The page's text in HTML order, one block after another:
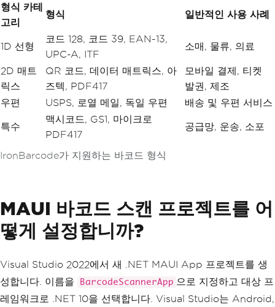
IronBarcode가 지원하는 바코드 형식
형식 카테
고리
형식 일반적인 사용 사례
1D 선형
코드 128, 코드 39, EAN-13,
UPC-A, ITF
소매, 물류, 의료
2D 매트
릭스
QR 코드, 데이터 매트릭스, 아
즈텍, PDF417
모바일 결제, 티켓
발권, 제조
우편
USPS, 로열 메일, 독일 우편 배송 및 우편 서비스
특수
맥시코드, GS1, 마이크로
PDF417
공급망, 운송, 소포
MAUI 바코드 스캔 프로젝트를 어
떻게 설정합니까?
Visual Studio 2022에서 새 .NET MAUI App 프로젝트를 생
성합니다. 이름을
BarcodeScannerApp 으로 지정하고 대상 프
레임워크로 .NET 10을 선택합니다. Visual Studio는 Android,